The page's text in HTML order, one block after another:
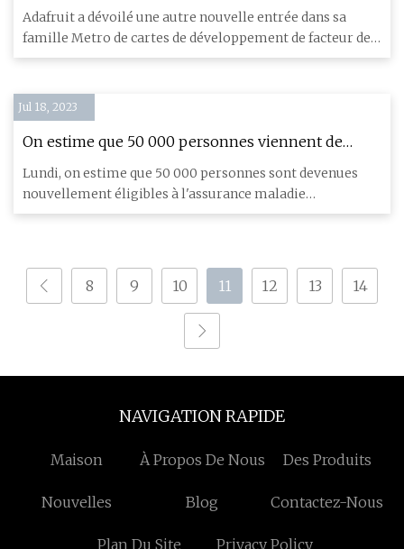
Adafruit a dévoilé une autre nouvelle entrée dans sa
famille Metro de cartes de développement de facteur de
forme Ardui
Jul 18, 2023
On estime que 50 000 personnes viennent de
devenir éligibles au faible
Lundi, on estime que 50 000 personnes sont devenues
nouvellement éligibles à l'assurance maladie
ConnectorCare, que l'Ét
8 9 10 11 12 13 14
NAVIGATION RAPIDE
Maison À Propos De Nous Des Produits
Nouvelles Blog Contactez-Nous
Plan Du Site Privacy Policy